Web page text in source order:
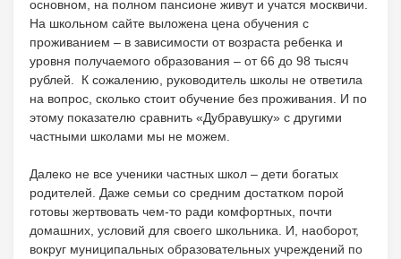
основном, на полном пансионе живут и учатся москвичи.
На школьном сайте выложена цена обучения с
проживанием – в зависимости от возраста ребенка и
уровня получаемого образования – от 66 до 98 тысяч
рублей. К сожалению, руководитель школы не ответила
на вопрос, сколько стоит обучение без проживания. И по
этому показателю сравнить «Дубравушку» с другими
частными школами мы не можем.
Далеко не все ученики частных школ – дети богатых
родителей. Даже семьи со средним достатком порой
готовы жертвовать чем-то ради комфортных, почти
домашних, условий для своего школьника. И, наоборот,
вокруг муниципальных образовательных учреждений по